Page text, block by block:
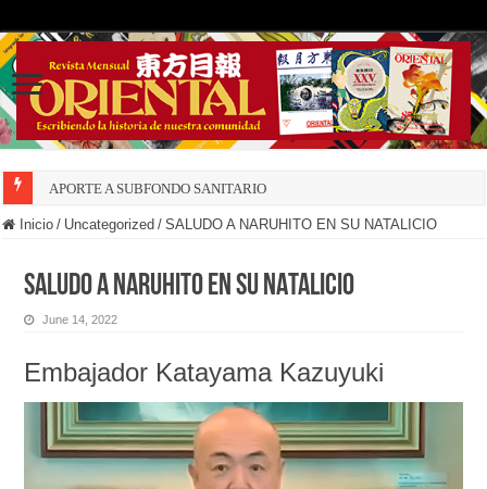
APORTE A SUBFONDO SANITARIO
Inicio / Uncategorized / SALUDO A NARUHITO EN SU NATALICIO
SALUDO A NARUHITO EN SU NATALICIO
June 14, 2022
Embajador Katayama Kazuyuki